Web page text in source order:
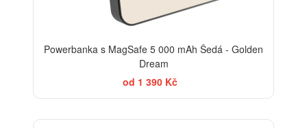
Powerbanka s MagSafe 5 000 mAh Šedá - Golden
Dream
od 1 390 Kč